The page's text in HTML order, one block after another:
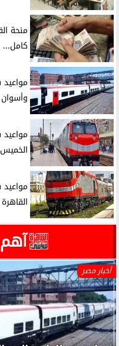
كامل...
مواعيد
مواعيد
الخميس 6 أغسطس...
أخبار مصر